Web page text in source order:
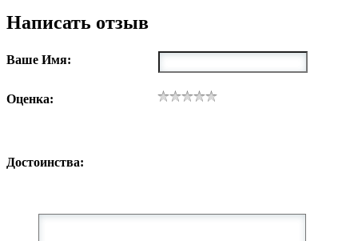
Написать отзыв
Ваше Имя:
Оценка:
Достоинства: